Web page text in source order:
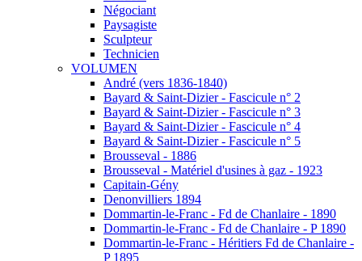
Négociant
Paysagiste
Sculpteur
Technicien
VOLUMEN
André (vers 1836-1840)
Bayard & Saint-Dizier - Fascicule n° 2
Bayard & Saint-Dizier - Fascicule n° 3
Bayard & Saint-Dizier - Fascicule n° 4
Bayard & Saint-Dizier - Fascicule n° 5
Brousseval - 1886
Brousseval - Matériel d'usines à gaz - 1923
Capitain-Gény
Denonvilliers 1894
Dommartin-le-Franc - Fd de Chanlaire - 1890
Dommartin-le-Franc - Fd de Chanlaire - P 1890
Dommartin-le-Franc - Héritiers Fd de Chanlaire -
P 1895